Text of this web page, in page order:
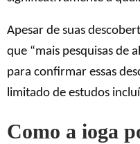
Apesar de suas
que “mais pesquisas de
para confirmar essas
limitado de estudos
Como a ioga